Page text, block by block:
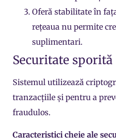
Oferă stabilitate în
rețeaua nu permite
suplimentari.
Securitate sporită
Sistemul utilizează
tranzacțiile și pentru a
fraudulos.
Caracteristici cheie ale